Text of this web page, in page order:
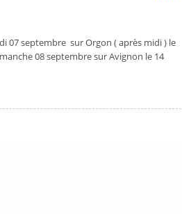
07 septembre sur Orgon ( après midi ) le
08 septembre sur Avignon le 14